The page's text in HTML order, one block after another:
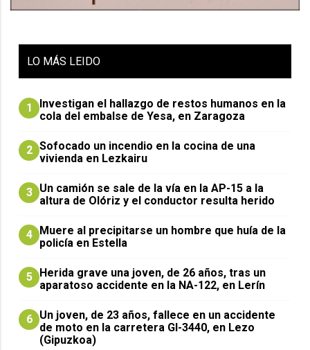
LO MÁS LEIDO
1
Investigan el hallazgo de restos humanos en la
cola del embalse de Yesa, en Zaragoza
2 Sofocado un incendio en la cocina de una
vivienda en Lezkairu
3 Un camión se sale de la vía en la AP-15 a la
altura de Olóriz y el conductor resulta herido
4
Muere al precipitarse un hombre que huía de la
policía en Estella
5
Herida grave una joven, de 26 años, tras un
aparatoso accidente en la NA-122, en Lerín
6 Un joven, de 23 años, fallece en un accidente
de moto en la carretera GI-3440, en Lezo
(Gipuzkoa)